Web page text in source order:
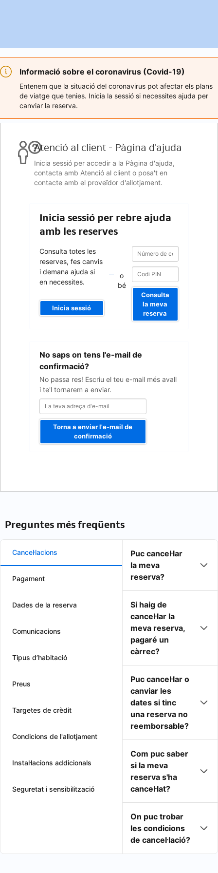
Informació sobre el coronavirus (Covid-19)
Entenem que la situació del coronavirus pot afectar els plans
de viatge que tenies. Inicia la sessió si necessites ajuda per
canviar la reserva.
Atenció al client - Pàgina d'ajuda
Inicia sessió per accedir a la Pàgina d'ajuda,
contacta amb Atenció al client o posa't en
contacte amb el proveïdor d'allotjament.
Inicia sessió per rebre ajuda
amb les reserves
Consulta totes les
reserves, fes canvis
i demana ajuda si
en necessites.
Inicia sessió
o
bé
Número
de
confirmació
Número
confirmació
Consulta
la meva
reserva
No saps on tens l'e-mail de
confirmació?
No passa res! Escriu el teu e-mail més avall
i te'l tornarem a enviar.
adreça
Torna a enviar l'e-mail de
confirmació
Preguntes més freqüents
Cancel·lacions
Pagament
Dades de la reserva
Comunicacions
Tipus d’habitació
Preus
Targetes de crèdit
Condicions de l'allotjament
Instal·lacions addicionals
Seguretat i sensibilització
Puc cancel·lar
la meva
reserva?
Si haig de
cancel·lar la
meva reserva,
pagaré un
càrrec?
Puc cancel·lar o
canviar les
dates si tinc
una reserva no
reemborsable?
Com puc saber
si la meva
reserva s'ha
cancel·lat?
On puc trobar
les condicions
de cancel·lació?